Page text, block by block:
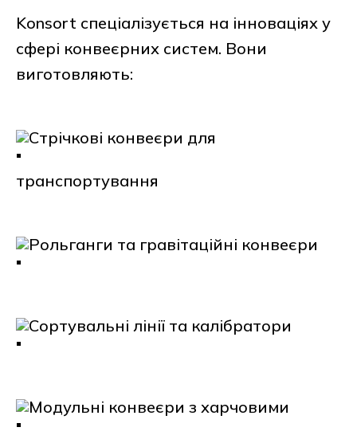
Konsort спеціалізується на інноваціях у
сфері конвеєрних систем. Вони
виготовляють:
Стрічкові конвеєри для
транспортування
Рольганги та гравітаційні конвеєри
Сортувальні лінії та калібратори
Модульні конвеєри з харчовими